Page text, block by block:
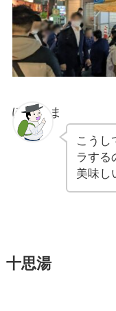
ぽちゃま
こうし
ラする
美味し
十思湯